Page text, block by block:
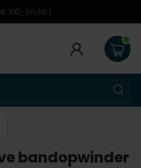
100,- (in NL)
bandopwinder